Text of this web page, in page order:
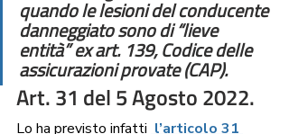
quando le lesioni del conducente
danneggiato sono di “lieve
entità” ex art. 139, Codice delle
assicurazioni provate (CAP).
Art. 31 del 5 Agosto 2022.
Lo ha previsto infatti l’articolo 31